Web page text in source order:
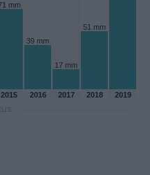
mm
39 mm
17 mm
51 mm
2015 2016 2017 2018 2019